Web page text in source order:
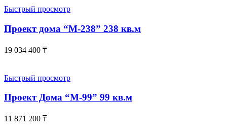
Быстрый просмотр
Проект дома “М-238” 238 кв.м
19 034 400 ₸
Быстрый просмотр
Проект Дома “М-99” 99 кв.м
11 871 200 ₸